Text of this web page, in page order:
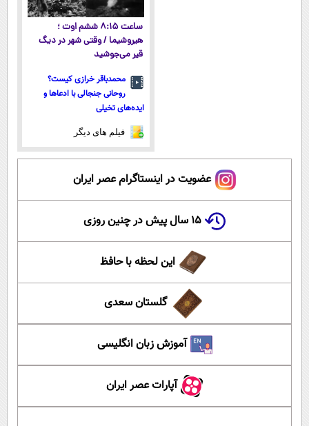
ساعت ۸:۱۵ ششم اوت ؛
هیروشیما / وقتی شهر در دیگ
قیر می‌جوشید
محمدباقر خرازی کیست؟
روحانی جنجالی با ادعاها و
ایده‌های تخیلی
فیلم های دیگر
عضویت در اینستاگرام عصر ایران
۱۵ سال پیش در چنین روزی
این لحظه با حافظ
گلستان سعدی
آموزش زبان انگلیسی
آپارات عصر ایران